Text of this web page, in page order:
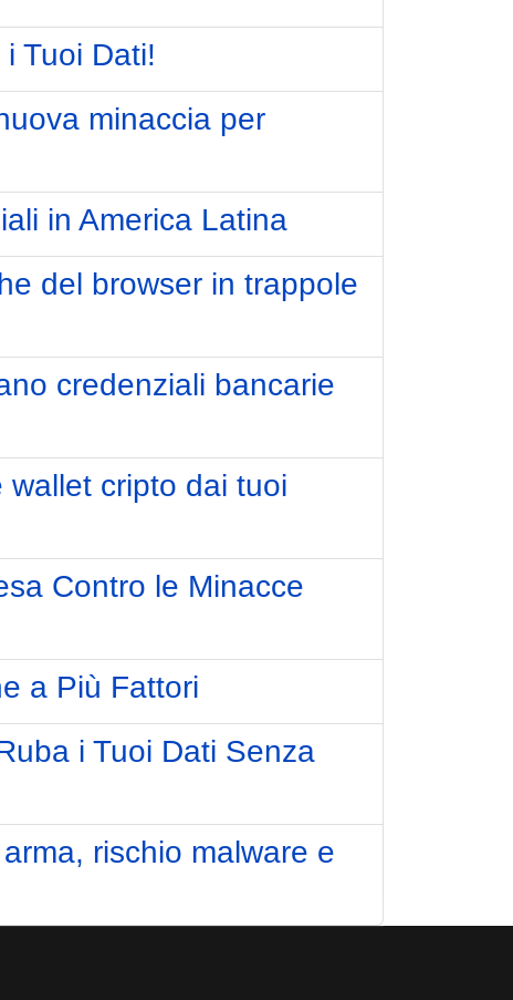
Tuoi Dati!
minaccia per
in America Latina
del browser in trappole
credenziali bancarie
cripto dai tuoi
Contro le Minacce
a Più Fattori
i Tuoi Dati Senza
rischio malware e